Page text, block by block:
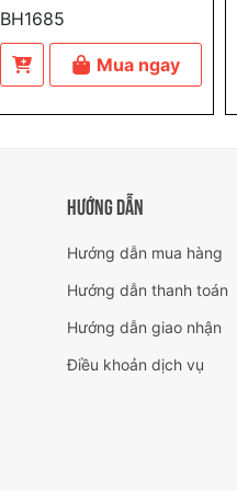
BH1685
Mua ngay
HƯỚNG DẪN
Hướng dẫn mua hàng
Hướng dẫn thanh toán
Hướng dẫn giao nhận
Điều khoản dịch vụ